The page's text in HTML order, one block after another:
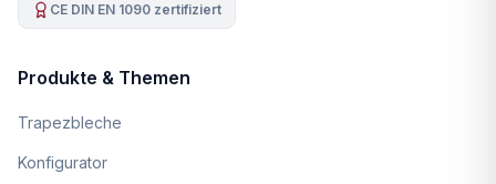
CE DIN EN 1090 zertifiziert
Produkte & Themen
Trapezbleche
Konfigurator